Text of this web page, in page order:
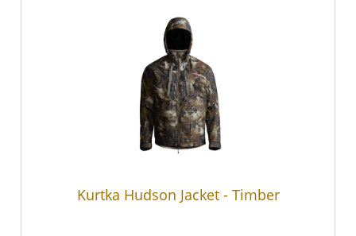
Kurtka Hudson Jacket - Timber